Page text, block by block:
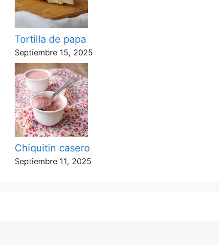
Tortilla de papa
Septiembre 15, 2025
Chiquitin casero
Septiembre 11, 2025